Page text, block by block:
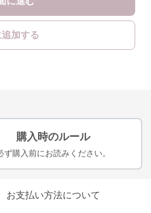
加する
購入時のルール
ず購入前にお読みください。
お支払い方法について